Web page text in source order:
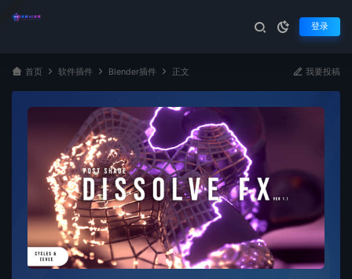
登录
首页 软件插件 Blender插件 正文 我要投稿